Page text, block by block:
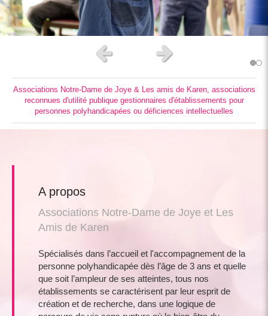
Slide précédentSlide suivant
Associations Notre-Dame de Joye & Les amis de Karen, associations
reconnues d'utilité publique gestionnaires d'établissements pour
personnes polyhandicapées ou déficiences intellectuelles
A propos
Associations Notre-Dame de Joye et Les
Amis de Karen
Spécialisés dans l’accueil et l'accompagnement de la
personne polyhandicapée dès l’âge de 3 ans et quelle
que soit l’ampleur de ses atteintes, tous nos
établissements se caractérisent par leur esprit de
création et de recherche, dans une logique de